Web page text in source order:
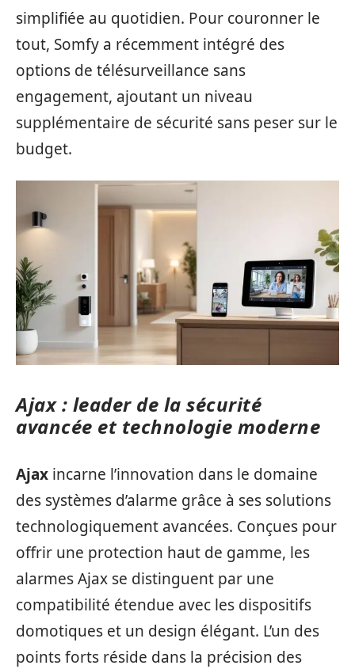
simplifiée au quotidien. Pour couronner le
tout, Somfy a récemment intégré des
options de télésurveillance sans
engagement, ajoutant un niveau
supplémentaire de sécurité sans peser sur le
budget.
Ajax : leader de la sécurité
avancée et technologie moderne
Ajax incarne l’innovation dans le domaine
des systèmes d’alarme grâce à ses solutions
technologiquement avancées. Conçues pour
offrir une protection haut de gamme, les
alarmes Ajax se distinguent par une
compatibilité étendue avec les dispositifs
domotiques et un design élégant. L’un des
points forts réside dans la précision des